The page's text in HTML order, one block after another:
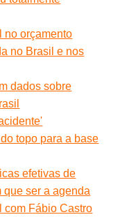
no orçamento
no Brasil e nos
dados sobre
topo para a base
efetivas de
que ser a agenda
com Fábio Castro